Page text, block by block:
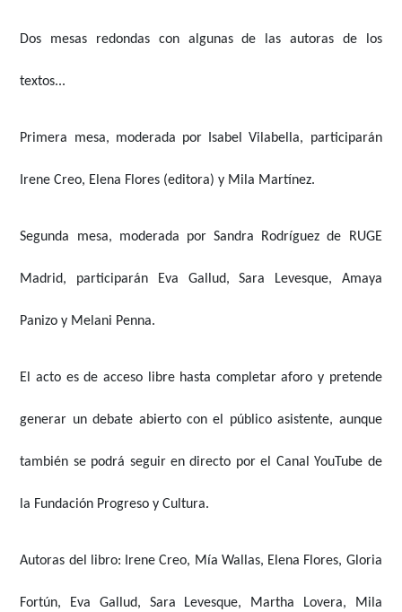
Dos mesas redondas con algunas de las autoras de los
textos...
Primera mesa, moderada por Isabel Vilabella, participarán
Irene Creo, Elena Flores (editora) y Mila Martínez.
Segunda mesa, moderada porSandra Rodríguez de RUGE
Madrid, participarán Eva Gallud, Sara Levesque, Amaya
Panizo y Melani Penna.
El acto es de acceso libre hasta completar aforo y pretende
generar un debate abierto con el público asistente, aunque
también se podrá seguir en directo por el Canal YouTube de
la Fundación Progreso y Cultura.
Autoras del libro: Irene Creo, Mía Wallas, Elena Flores, Gloria
Fortún, Eva Gallud, Sara Levesque, Martha Lovera, Mila